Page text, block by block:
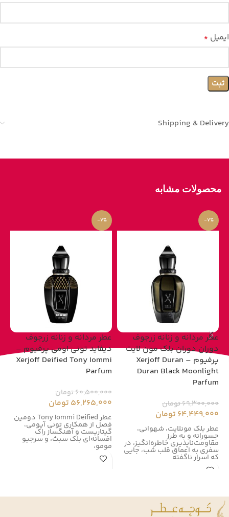
ایمیل *
Shipping & Delivery
محصولات مشابه
-7%
عطر مردانه و زنانه زرجوف
دوران دوران بلک مون لایت
پرفیوم – Xerjoff Duran
Duran Black Moonlight
Parfum
69,300,000تومان
64,449,000 تومان
عطر بلک مونلایت، شهوانی،
جسورانه و به طرز
مقاومت‌ناپذیری خاطره‌انگیز، در
سفری به اعماق قلب شب، جایی
که اسرار ناگفته
-7%
عطر مردانه و زنانه زرجوف
دیفاید تونی اومی پرفیوم –
Xerjoff Deified Tony Iommi
Parfum
60,500,000تومان
56,265,000 تومان
عطر Tony Iommi Deified دومین
فصل از همکاری تونی آیومی،
گیتاریست و آهنگساز راک
افسانه‌ای بلک سبث، و سرجیو
مومو،